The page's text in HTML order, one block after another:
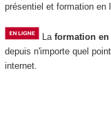
présentiel et formation en
La formation
depuis n'importe quel
internet.